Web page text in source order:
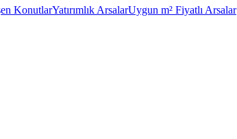
KonutlarYatırımlık ArsalarUygun m² Fiyatlı Arsalar